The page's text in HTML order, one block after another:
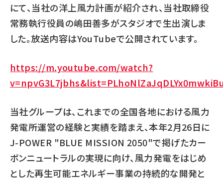
にて、当社の洋上風力計画が紹介され、当社取締役
常務執行役員の嶋田善多がスタジオで生出演しま
した。放送内容はYouTubeで公開されています。
https://m.youtube.com/watch?
当社グループは、これまでの全国各地における風力
発電所運営の経験と実績を踏まえ、本年2月26日に
J-POWER "BLUE MISSION 2050"で掲げたカー
ボンニュートラルの実現に向け、風力発電をはじめ
とした再生可能エネルギー事業の持続的な開発と